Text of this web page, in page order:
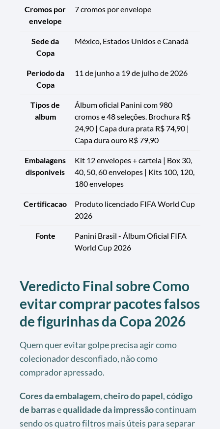
Cromos por
envelope
7 cromos por envelope
Sede da
Copa
México, Estados Unidos e Canadá
Periodo da
Copa
11 de junho a 19 de julho de 2026
Tipos de
album
Álbum oficial Panini com 980
cromos e 48 seleções. Brochura R$
24,90 | Capa dura prata R$ 74,90 |
Capa dura ouro R$ 79,90
Embalagens
disponiveis
Kit 12 envelopes + cartela | Box 30,
40, 50, 60 envelopes | Kits 100, 120,
180 envelopes
Certificacao
Produto licenciado FIFA World Cup
2026
Fonte
Panini Brasil - Álbum Oficial FIFA
World Cup 2026
Veredicto Final sobre Como
evitar comprar pacotes falsos
de figurinhas da Copa 2026
Quem quer evitar golpe precisa agir como
colecionador desconfiado, não como
comprador apressado.
Cores da embalagem,cheiro do papel,código
de barrasequalidade da impressãocontinuam
sendo os quatro filtros mais úteis para separar